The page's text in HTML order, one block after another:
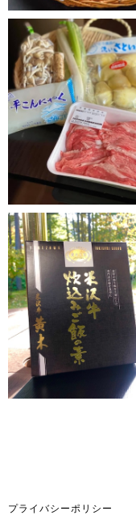
¥6,000
¥972
プライバシーポリシー